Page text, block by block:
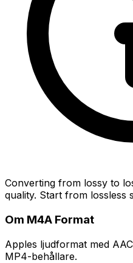
Converting from lossy to
quality. Start from lossless
Om M4A Format
Apples ljudformat med
MP4-behållare.